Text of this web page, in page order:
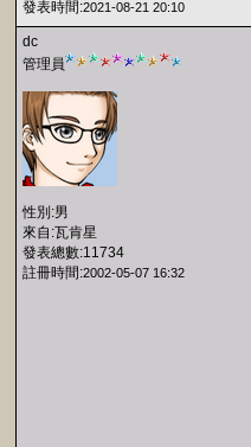
發表時間:2021-08-21 20:10
dc
管理員
性別:男
來自:瓦肯星
發表總數:11734
註冊時間:2002-05-07 16:32